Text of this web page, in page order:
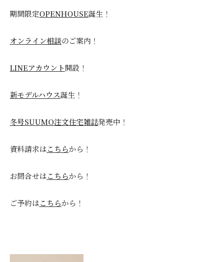
期間限定OPENHOUSE誕生！
オンライン相談のご案内！
LINEアカウント開設！
新モデルハウス誕生！
冬号SUUMO注文住宅雑誌発売中！
資料請求はこちらから！
お問合せはこちらから！
ご予約はこちらから！